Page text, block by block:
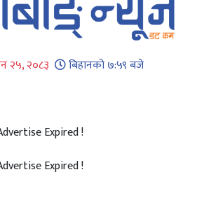
२५, २०८३ बिहानको ७:५९ बजे
Expired !
Expired !